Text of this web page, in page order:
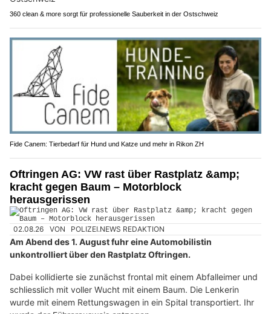
360 clean & more sorgt für professionelle Sauberkeit in der Ostschweiz
Fide Canem: Tierbedarf für Hund und Katze und mehr in Rikon ZH
Oftringen AG: VW rast über Rastplatz &amp;
kracht gegen Baum – Motorblock
herausgerissen
02.08.26 VON POLIZEI.NEWS REDAKTION
Am Abend des 1. August fuhr eine Automobilistin
unkontrolliert über den Rastplatz Oftringen.
Dabei kollidierte sie zunächst frontal mit einem Abfalleimer und
schliesslich mit voller Wucht mit einem Baum. Die Lenkerin
wurde mit einem Rettungswagen in ein Spital transportiert. Ihr